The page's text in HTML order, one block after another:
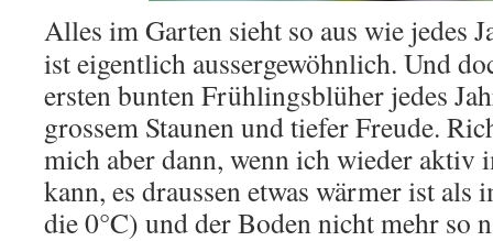
Alles im Garten sieht so aus wie jedes
ist eigentlich aussergewöhnlich. Und
ersten bunten Frühlingsblüher jedes
grossem Staunen und tiefer Freude.
mich aber dann, wenn ich wieder aktiv
kann, es draussen etwas wärmer ist
die 0°C) und der Boden nicht mehr so